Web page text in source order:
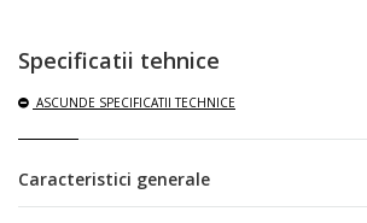
Specificatii tehnice
ASCUNDE SPECIFICATII TECHNICE
Caracteristici generale